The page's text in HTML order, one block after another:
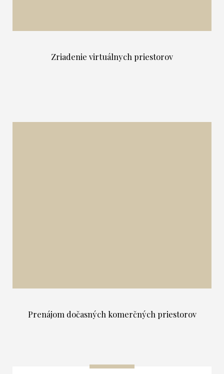
Zriadenie virtuálnych priestorov
Prenájom dočasných komerčných priestorov